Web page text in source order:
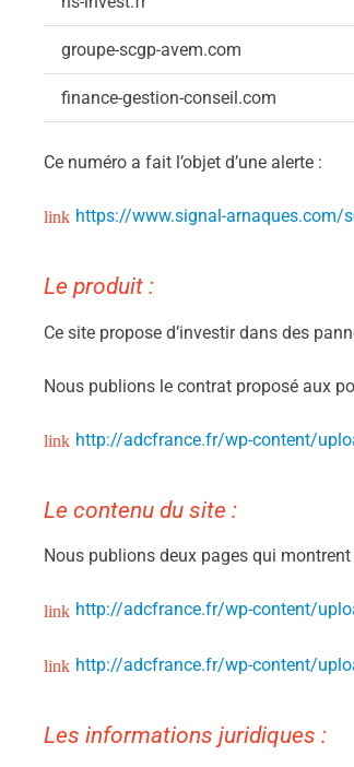
groupe-scgp-avem.com
finance-gestion-conseil.com
Ce numéro a fait l’objet d’une alerte :
https://www.signal-arnaques.com/
Le produit :
Ce site propose d’investir dans des
Nous publions le contrat proposé aux
http://adcfrance.fr/wp-content/
Le contenu du site :
Nous publions deux pages qui
http://adcfrance.fr/wp-content/
http://adcfrance.fr/wp-content/
Les informations juridiques :